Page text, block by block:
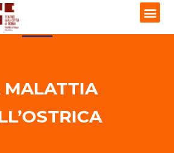
DODICESIMA
MALATTIA